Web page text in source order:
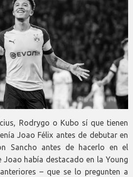
Rodrygo o Kubo sí que tienen
Joao Félix antes de debutar en
Sancho antes de hacerlo en el
Joao había destacado en la Young
– que se lo pregunten a